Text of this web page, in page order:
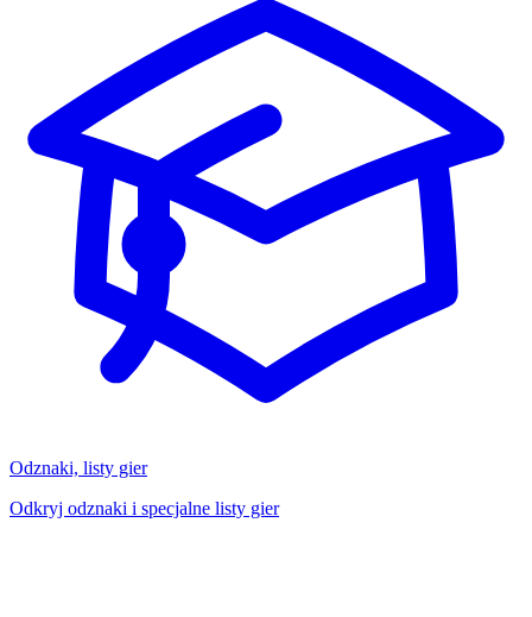
Odznaki, listy gier
Odkryj odznaki i specjalne listy gier